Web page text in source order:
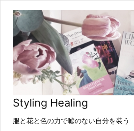
Styling Healing
服と花と色の力で嘘のない自分を装う